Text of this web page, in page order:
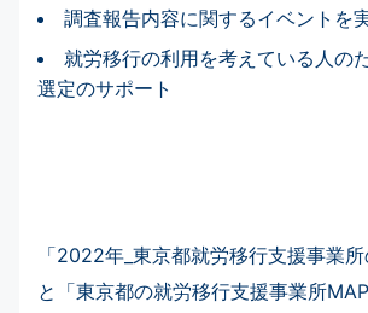
調査報告内容に関するイベントを
就労移行の利用を考えている人の
選定のサポート
「2022年_東京都就労移行支援事業所
と「東京都の就労移行支援事業所